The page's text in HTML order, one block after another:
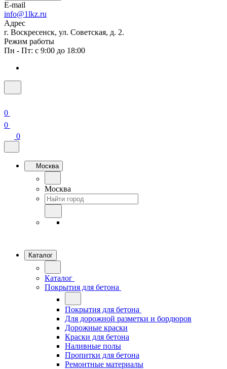
E-mail
info@1lkz.ru
Адрес
г. Воскресенск, ул. Советская, д. 2.
Режим работы
Пн - Пт: с 9:00 до 18:00
0
0
0
Москва
Москва
Каталог
Каталог
Покрытия для бетона
Покрытия для бетона
Для дорожной разметки и бордюров
Дорожные краски
Краски для бетона
Наливные полы
Пропитки для бетона
Ремонтные материалы